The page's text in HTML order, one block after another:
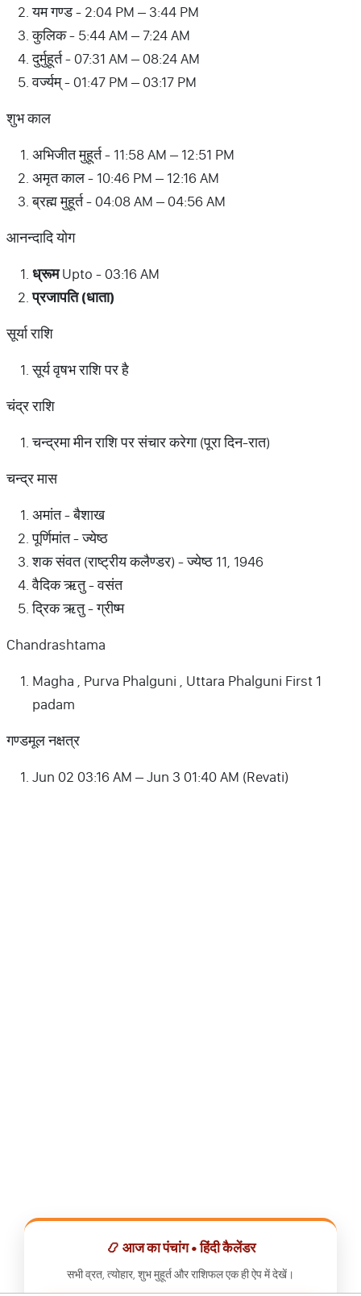
यम गण्ड - 2:04 PM – 3:44 PM
कुलिक - 5:44 AM – 7:24 AM
दुर्मुहूर्त - 07:31 AM – 08:24 AM
वर्ज्यम् - 01:47 PM – 03:17 PM
शुभ काल
अभिजीत मुहूर्त - 11:58 AM – 12:51 PM
अमृत काल - 10:46 PM – 12:16 AM
ब्रह्म मुहूर्त - 04:08 AM – 04:56 AM
आनन्दादि योग
ध्रूमUpto - 03:16 AM
प्रजापति (धाता)
सूर्या राशि
सूर्य वृषभ राशि पर है
चंद्र राशि
चन्द्रमा मीन राशि पर संचार करेगा (पूरा दिन-रात)
चन्द्र मास
अमांत - बैशाख
पूर्णिमांत - ज्येष्ठ
शक संवत (राष्ट्रीय कलैण्डर) - ज्येष्ठ 11, 1946
वैदिक ऋतु - वसंत
द्रिक ऋतु - ग्रीष्म
Chandrashtama
Magha , Purva Phalguni , Uttara Phalguni First 1
padam
गण्डमूल नक्षत्र
Jun 02 03:16 AM – Jun 3 01:40 AM (Revati)
📿 आज का पंचांग • हिंदी कैलेंडर
सभी व्रत, त्योहार, शुभ मुहूर्त और राशिफल एक ही ऐप में देखें।